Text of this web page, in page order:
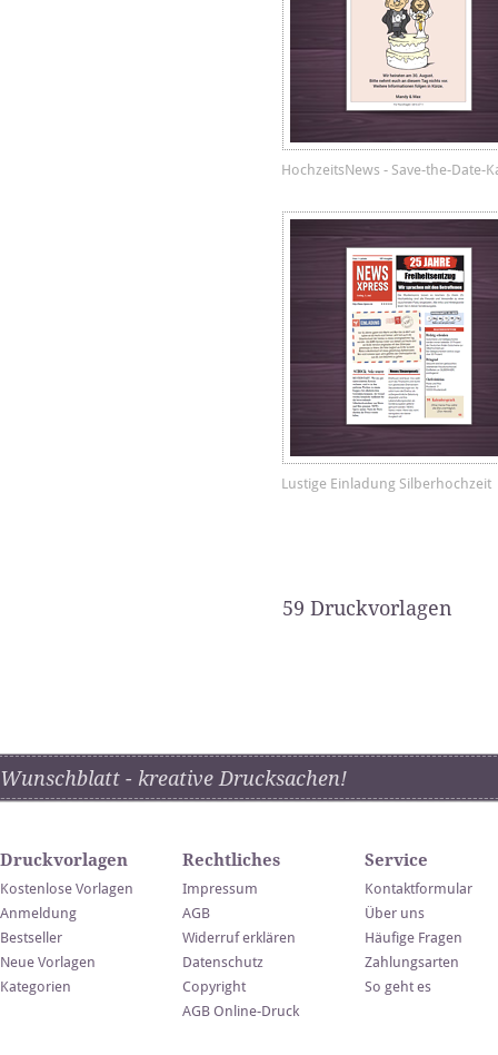
HochzeitsNews - Save-the-Date-
Lustige Einladung Silberhochzeit
59 Druckvorlagen
Wunschblatt - kreative Drucksachen!
Druckvorlagen
Kostenlose Vorlagen
Anmeldung
Bestseller
Neue Vorlagen
Kategorien
Rechtliches
Impressum
AGB
Widerruf erklären
Datenschutz
Copyright
AGB Online-Druck
Service
Kontaktformular
Über uns
Häufige Fragen
Zahlungsarten
So geht es